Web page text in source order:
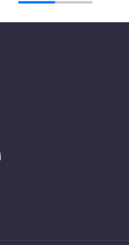
1 2